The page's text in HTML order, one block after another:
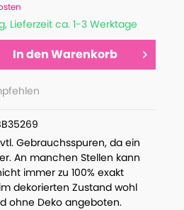
Lieferzeit ca. 1-3 Werktage
In denWarenkorb
Gebrauchsspuren, da ein
An manchen Stellen kann
immer zu 100% exakt
dekorierten Zustand wohl
ohne Deko angeboten.